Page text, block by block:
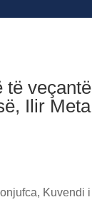
të
Ilir Meta
Kuvendi